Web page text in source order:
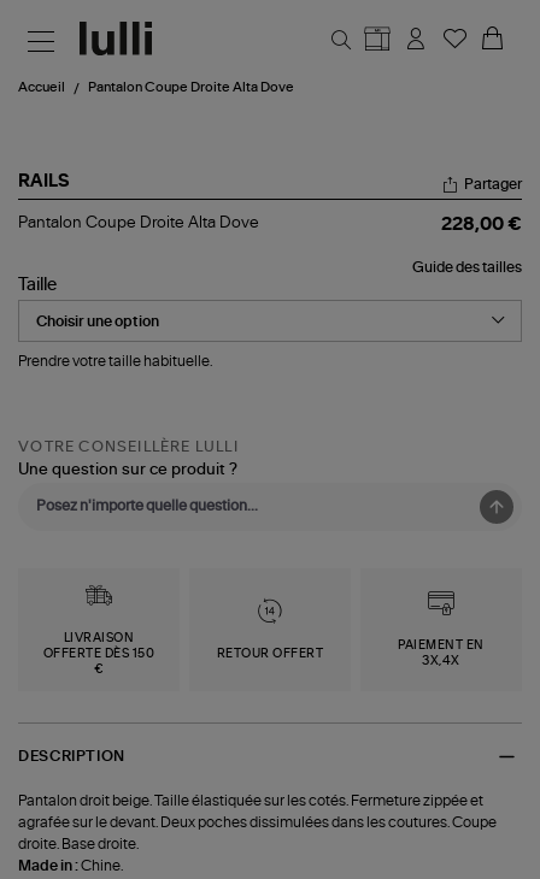
Accueil Pantalon Coupe Droite Alta Dove
RAILS
Pantalon
Alta
Dove
Partager
Pantalon Coupe Droite Alta Dove 228,00 €
Guide des tailles
Taille
Prendre votre taille habituelle.
VOTRE CONSEILLÈRE LULLI
Une question sur ce produit ?
LIVRAISON
OFFERTE DÈS 150
€
RETOUR OFFERT
PAIEMENT EN
3X,4X
DESCRIPTION
Pantalon droit beige. Taille élastiquée sur les cotés. Fermeture zippée et
agrafée sur le devant. Deux poches dissimulées dans les coutures. Coupe
droite. Base droite.
Made in :Chine.